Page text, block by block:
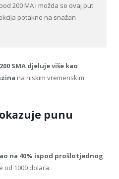
200 MA i možda se ovaj put
potakne na snažan
200 SMA djeluje više kao
na niskim vremenskim
punu
na 40% ispod prošlotjednog
od 1000 dolara.